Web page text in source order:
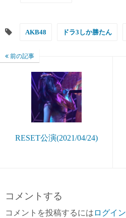
AKB48 ドラ3しか勝たん
前の記事
RESET公演(2021/04/24)
コメントする
コメントを投稿するには ログイン